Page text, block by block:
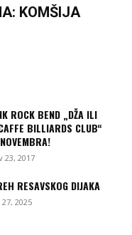
KOMŠIJA
ROCK BEND „DŽA ILI
BILLIARDS CLUB“
23, 2017
RESAVSKOG DIJAKA
2025